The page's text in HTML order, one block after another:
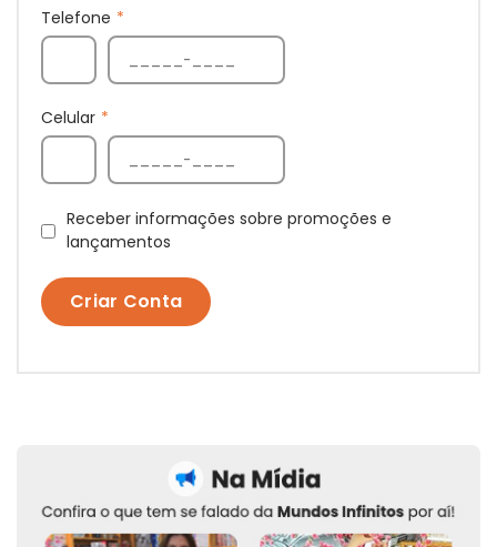
Telefone *
Celular *
Receber informações sobre promoções e
lançamentos
Criar Conta